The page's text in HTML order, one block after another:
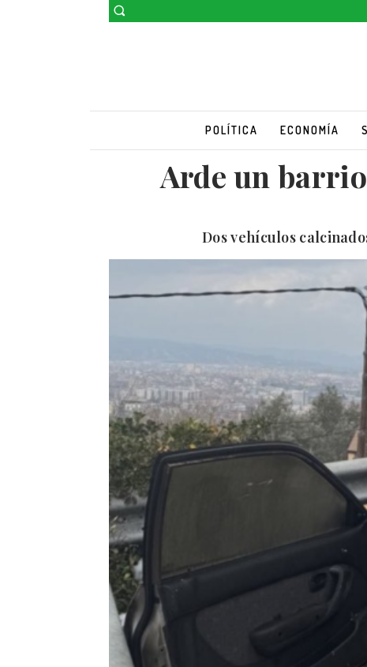
POLÍTICA ECONOMÍA
Arde un
Dos vehículos